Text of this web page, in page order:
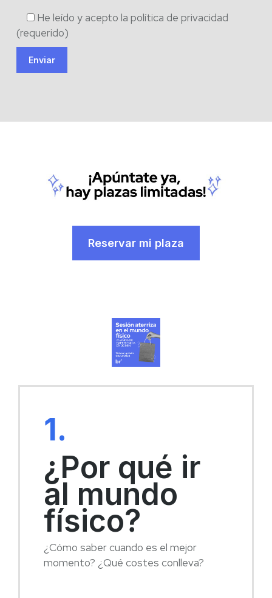
He leído y acepto la política de privacidad
(requerido)
Reservar mi plaza
1.
¿Por qué ir
al mundo
físico?
¿Cómo saber cuando es el mejor
momento? ¿Qué costes conlleva?